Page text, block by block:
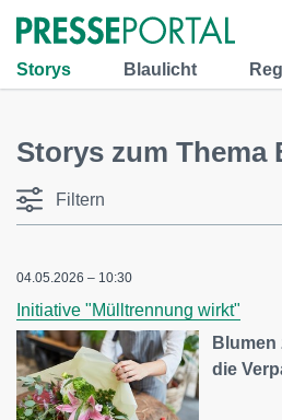
Storys Blaulicht
Storys zum Thema
Filtern
04.05.2026 – 10:30
Initiative "Mülltrennung wirkt"
Blumen
die